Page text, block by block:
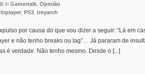
in Gamertalk Opinião
PS3 treyarch
por causa do que vou dizer a seguir: “Lá em
e não tenho breaks ou lag”… Já pararam de
é verdade. Não tenho mesmo. Desde o [...]